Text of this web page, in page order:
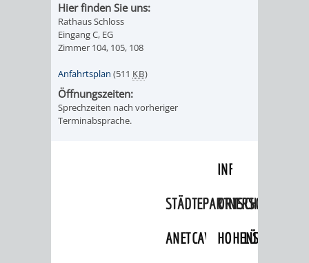
STÄDTEPARTNERSCHAFTEN
ANETCAVAILLON
ORTSCHAFTEN
HOHENSACHSEN
Hier finden Sie uns:
Rathaus Schloss
Eingang C, EG
Zimmer 104, 105, 108
Anfahrtsplan (511 KB)
Öffnungszeiten:
Sprechzeiten nach vorheriger
Terminabsprache.